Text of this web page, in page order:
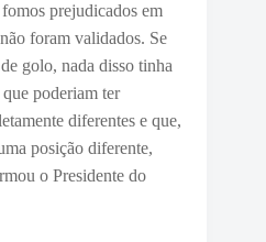
prejudicados em
foram validados. Se
golo, nada disso tinha
poderiam ter
diferentes e que,
posição diferente,
o Presidente do